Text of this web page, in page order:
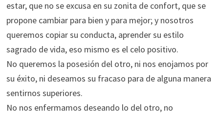
estar, que no se excusa en su zonita de confort, que se
propone cambiar para bien y para mejor; y nosotros
queremos copiar su conducta, aprender su estilo
sagrado de vida, eso mismo es el celo positivo.
No queremos la posesión del otro, ni nos enojamos por
su éxito, ni deseamos su fracaso para de alguna manera
sentirnos superiores.
No nos enfermamos deseando lo del otro, no